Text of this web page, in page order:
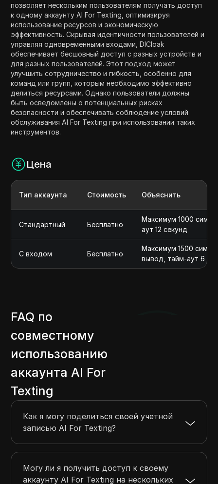
позволяет нескольким пользователям получать доступ
к одному аккаунту AI For Texting, оптимизируя
использование ресурсов и экономическую
эффективность. Скрывая идентичности пользователей и
управляя одновременными входами, DICloak
обеспечивает бесшовный доступ с разных устройств и
для разных пользователей. Этот подход может
улучшить сотрудничество и гибкость, особенно для
команд или групп, которым необходимо эффективно
делиться ресурсами. Однако пользователи должны
быть осведомлены о потенциальных рисках
безопасности и обеспечивать соблюдение условий
обслуживания AI For Texting при использовании таких
инструментов.
Цена
Тип аккаунта Стоимость Объяснить
Стандартный Бесплатно
Максимум 1000
аут 12 секунд
С входом Бесплатно
Максимум 1500
вывод, тайм-аут 6
FAQ по
совместному
использованию
аккаунта AI For
Texting
Как я могу поделиться своей учетной
записью AI For Texting?
Могу ли я получить доступ к своему
аккаунту AI For Texting на нескольких